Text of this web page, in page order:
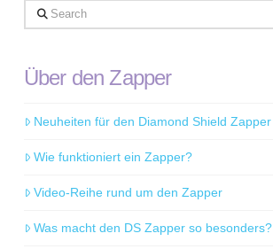
Search
Über den Zapper
Neuheiten für den Diamond Shield Zapper
Wie funktioniert ein Zapper?
Video-Reihe rund um den Zapper
Was macht den DS Zapper so besonders?